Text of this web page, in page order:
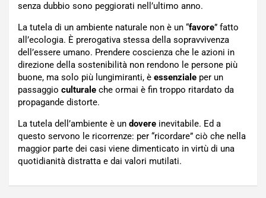
senza dubbio sono peggiorati nell’ultimo anno.
La tutela di un ambiente naturale non è un “favore” fatto
all’ecologia. È prerogativa stessa della sopravvivenza
dell’essere umano. Prendere coscienza che le azioni in
direzione della sostenibilità non rendono le persone più
buone, ma solo più lungimiranti, è essenziale per un
passaggio culturale che ormai è fin troppo ritardato da
propagande distorte.
La tutela dell’ambiente è un dovere inevitabile. Ed a
questo servono le ricorrenze: per “ricordare” ciò che nella
maggior parte dei casi viene dimenticato in virtù di una
quotidianità distratta e dai valori mutilati.